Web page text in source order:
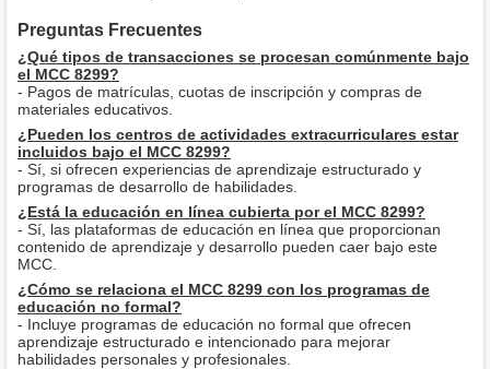
Preguntas Frecuentes
¿Qué tipos de transacciones se procesan comúnmente bajo
el MCC 8299?
- Pagos de matrículas, cuotas de inscripción y compras de
materiales educativos.
¿Pueden los centros de actividades extracurriculares estar
incluidos bajo el MCC 8299?
- Sí, si ofrecen experiencias de aprendizaje estructurado y
programas de desarrollo de habilidades.
¿Está la educación en línea cubierta por el MCC 8299?
- Sí, las plataformas de educación en línea que proporcionan
contenido de aprendizaje y desarrollo pueden caer bajo este
MCC.
¿Cómo se relaciona el MCC 8299 con los programas de
educación no formal?
- Incluye programas de educación no formal que ofrecen
aprendizaje estructurado e intencionado para mejorar
habilidades personales y profesionales.